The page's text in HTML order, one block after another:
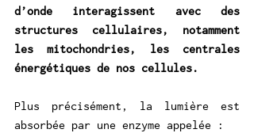
d’onde interagissent avec des
structures cellulaires, notamment
les mitochondries, les centrales
énergétiques de nos cellules.
Plus précisément, la lumière est
absorbée par une enzyme appelée :